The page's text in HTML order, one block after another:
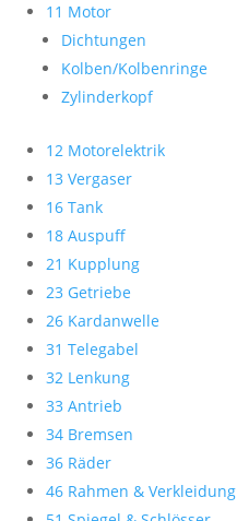
11 Motor
Dichtungen
Kolben/Kolbenringe
Zylinderkopf
12 Motorelektrik
13 Vergaser
16 Tank
18 Auspuff
21 Kupplung
23 Getriebe
26 Kardanwelle
31 Telegabel
32 Lenkung
33 Antrieb
34 Bremsen
36 Räder
46 Rahmen & Verkleidung